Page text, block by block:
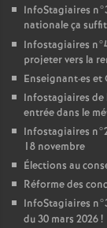
InfoStagiaires
nationale ça
Infostagiaires
projeter vers la
Enseignant·es et
Infostagiaires de
entrée dans le
Infostagiaires
18 novembre
Élections au
Réforme des
InfoStagiaires
du 30 mars 2026!